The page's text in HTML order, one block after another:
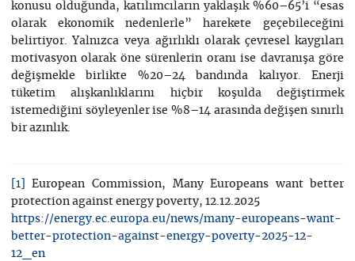
konusu olduğunda, katılımcıların yaklaşık %60–65’i “esas
olarak ekonomik nedenlerle” harekete geçebileceğini
belirtiyor. Yalnızca veya ağırlıklı olarak çevresel kaygıları
motivasyon olarak öne sürenlerin oranı ise davranışa göre
değişmekle birlikte %20–24 bandında kalıyor. Enerji
tüketim alışkanlıklarını hiçbir koşulda değiştirmek
istemediğini söyleyenler ise %8–14 arasında değişen sınırlı
bir azınlık.
[1]
European Commission, Many Europeans want better
protection against energy poverty, 12.12.2025
https://energy.ec.europa.eu/news/many-europeans-want-
better-protection-against-energy-poverty-2025-12-
12_en